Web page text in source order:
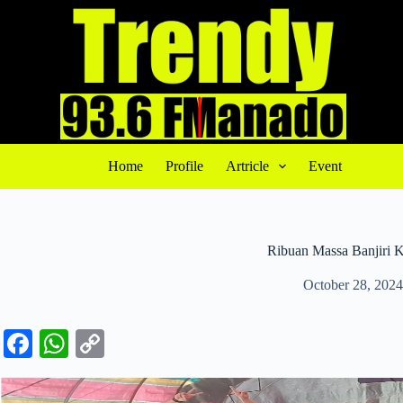
n
Home Profile Artricle Event
Ribuan Massa Banjiri
October 28, 2024
Fa
ce
W
ha op